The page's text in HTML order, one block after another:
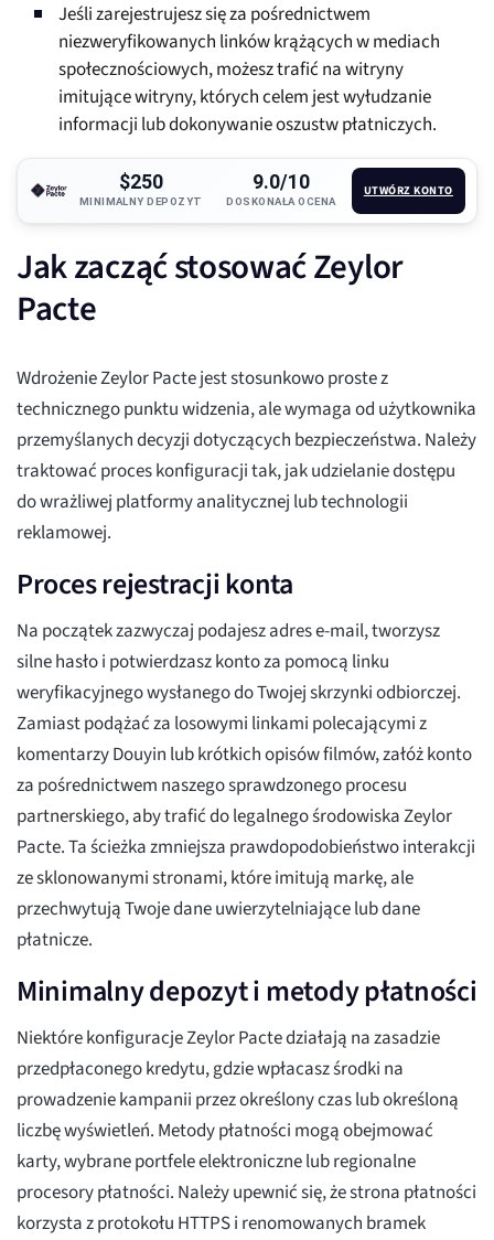
Jeśli zarejestrujesz się za pośrednictwem
niezweryfikowanych linków krążących w mediach
społecznościowych, możesz trafić na witryny
imitujące witryny, których celem jest wyłudzanie
informacji lub dokonywanie oszustw płatniczych.
$250
MINIMALNY DEPOZYT
9.0/10
DOSKONAŁA OCENA
UTWÓRZ KONTO
Jak zacząć stosować Zeylor
Pacte
Wdrożenie Zeylor Pacte jest stosunkowo proste z
technicznego punktu widzenia, ale wymaga od użytkownika
przemyślanych decyzji dotyczących bezpieczeństwa. Należy
traktować proces konfiguracji tak, jak udzielanie dostępu
do wrażliwej platformy analitycznej lub technologii
reklamowej.
Proces rejestracji konta
Na początek zazwyczaj podajesz adres e-mail, tworzysz
silne hasło i potwierdzasz konto za pomocą linku
weryfikacyjnego wysłanego do Twojej skrzynki odbiorczej.
Zamiast podążać za losowymi linkami polecającymi z
komentarzy Douyin lub krótkich opisów filmów, załóż konto
za pośrednictwem naszego sprawdzonego procesu
partnerskiego, aby trafić do legalnego środowiska Zeylor
Pacte. Ta ścieżka zmniejsza prawdopodobieństwo interakcji
ze sklonowanymi stronami, które imitują markę, ale
przechwytują Twoje dane uwierzytelniające lub dane
płatnicze.
Minimalny depozyt i metody płatności
Niektóre konfiguracje Zeylor Pacte działają na zasadzie
przedpłaconego kredytu, gdzie wpłacasz środki na
prowadzenie kampanii przez określony czas lub określoną
liczbę wyświetleń. Metody płatności mogą obejmować
karty, wybrane portfele elektroniczne lub regionalne
procesory płatności. Należy upewnić się, że strona płatności
korzysta z protokołu HTTPS i renomowanych bramek